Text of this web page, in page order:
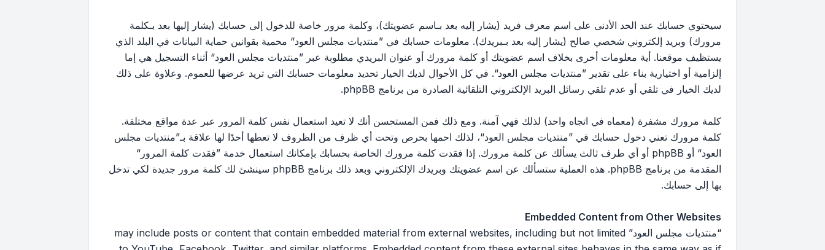
سيحتوي حسابك عند الحد الأدنى على اسم معرف فريد (يشار إليه بعد بـاسم عضويتك)، وكلمة مرور خاصة للدخول إلى حسابك (يشار إليها بعد بـكلمة
مرورك) وبريد إلكتروني شخصي صالح (يشار إليه بعد بـبريدك). معلومات حسابك في ”منتديات مجلس العود“ محمية بقوانين حماية البيانات في البلد الذي
يستظيف موقعنا. أية معلومات أخرى بخلاف اسم عضويتك أو كلمة مرورك أو عنوان البريدي مطلوبة عبر ”منتديات مجلس العود“ أثناء التسجيل هي إما
إلزامية أو اختيارية بناء على تقدير ”منتديات مجلس العود“. في كل الأحوال لديك الخيار تحديد معلومات حسابك التي تريد عرضها للعموم. وعلاوة على ذلك
لديك الخيار في تلقي أو عدم تلقي رسائل البريد الإلكتروني التلقائية الصادرة من برنامج phpBB.
كلمة مرورك مشفرة (معماه في اتجاه واحد) لذلك فهي آمنة. ومع ذلك فمن المستحسن أنك لا تعيد استعمال نفس كلمة المرور عبر عدة مواقع مختلفة.
كلمة مرورك تعني دخول حسابك في ”منتديات مجلس العود“، لذلك احمها بحرص وتحت أي ظرف من الظروف لا تعطها أحدًا لها علاقة بـ”منتديات مجلس
العود“ أو phpBB أو أي طرف ثالث يسألك عن كلمة مرورك. إذا فقدت كلمة مرورك الخاصة بحسابك بإمكانك استعمال خدمة ”فقدت كلمة المرور“
المقدمة من برنامج phpBB. هذه العملية ستسألك عن اسم عضويتك وبريدك الإلكتروني وبعد ذلك برنامج phpBB سينشئ لك كلمة مرور جديدة لكي تدخل
بها إلى حسابك.
Embedded Content from Other Websites
“منتديات مجلس العود” may include posts or content that contain embedded material from external websites, including but not limited